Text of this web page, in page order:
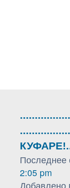
Последнее
2:05 pm
Добавлено